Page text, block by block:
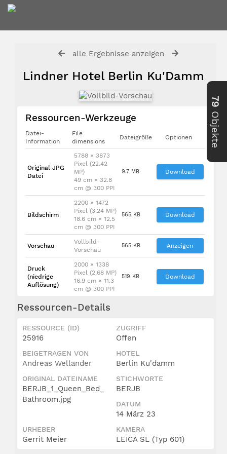
alle Ergebnisse anzeigen
Lindner Hotel Berlin Ku'Damm
Ressourcen-Werkzeuge
Datei-
Information
File
dimensions
Dateigröße Optionen
Original JPG
Datei
5788 × 3873
Pixel (22.42
MP)
49 cm × 32.8
cm @ 300 PPI
9.7 MB Download
Bildschirm
2200 × 1472
Pixel (3.24 MP)
18.6 cm × 12.5
cm @ 300 PPI
565 KB Download
Vorschau
Vollbild-
Vorschau
565 KB Anzeigen
Druck
(niedrige
Auflösung)
2000 × 1338
Pixel (2.68 MP)
16.9 cm × 11.3
cm @ 300 PPI
519 KB Download
Ressourcen-Details
RESSOURCE (ID)
25916
ZUGRIFF
Offen
BEIGETRAGEN VON
Andreas Wellander
HOTEL
Berlin Ku'damm
ORIGINAL DATEINAME
BERJB_1_Queen_Bed_
Bathroom.jpg
STICHWORTE
BERJB
DATUM
14 März 23
URHEBER
Gerrit Meier
KAMERA
LEICA SL (Typ 601)
79
Objekte